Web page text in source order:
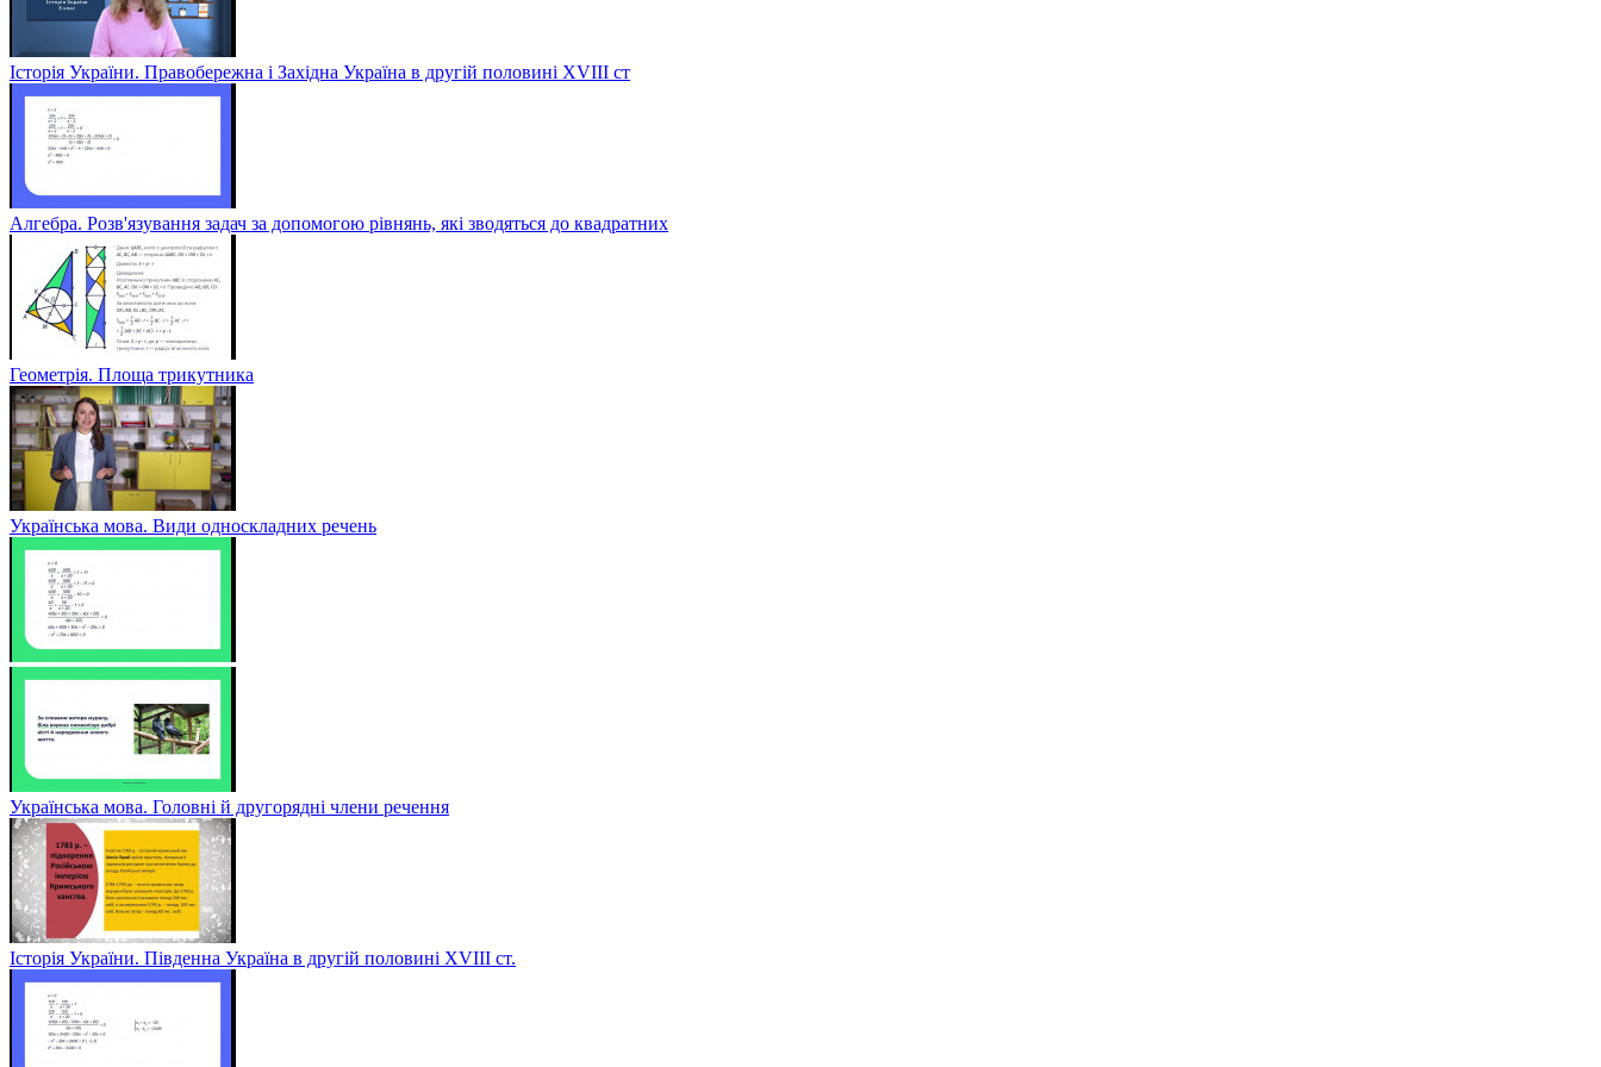
Історія України. Правобережна і Західна Україна в другій половині XVIII ст
Алгебра. Розв'язування задач за допомогою рівнянь, які зводяться до квадратних
Геометрія. Площа трикутника
Українська мова. Види односкладних речень
Українська мова. Головні й другорядні члени речення
Історія України. Південна Україна в другій половині ХVІІІ ст.